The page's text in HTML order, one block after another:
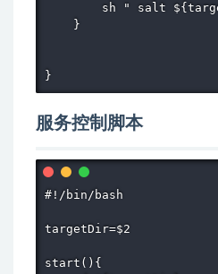
sh " salt
    }
}
服务控制脚本
#!/bin/bash
targetDir=$2
start(){